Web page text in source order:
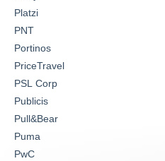
Platzi
PNT
Portinos
PriceTravel
PSL Corp
Publicis
Pull&Bear
Puma
PwC